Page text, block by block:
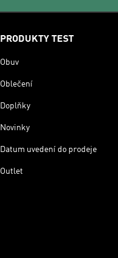
PRODUKTY TEST
Obuv
Oblečení
Doplňky
Novinky
Datum uvedení do prodeje
Outlet